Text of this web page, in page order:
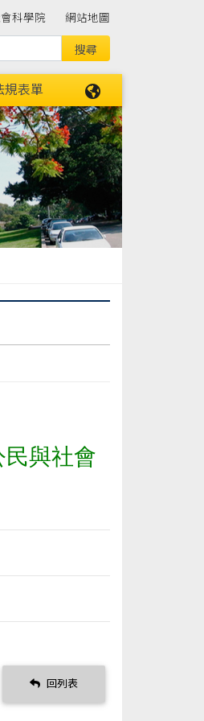
科學院 網站地圖
規表單
與社會
回列表